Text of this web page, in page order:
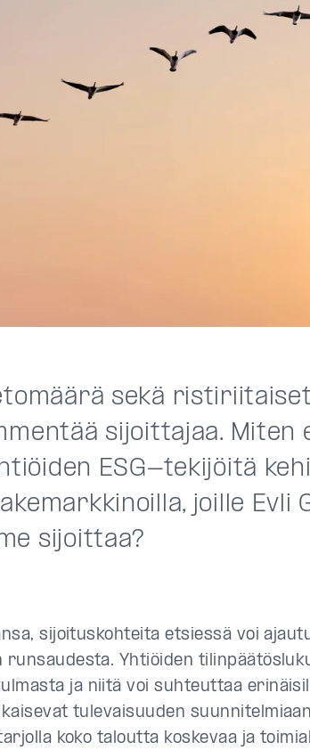
sekä
sijoittajaa. Miten
ESG-tekijöitä
joille Evli
sijoittaa?
sijoituskohteita etsiessä voi
runsaudesta. Yhtiöiden
ja niitä voi suhteuttaa
tulevaisuuden
koko taloutta koskevaa ja